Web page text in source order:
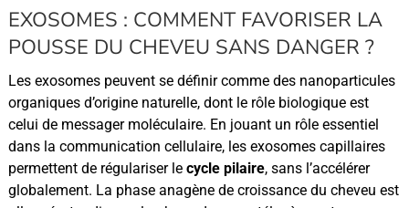
EXOSOMES : COMMENT FAVORISER LA
POUSSE DU CHEVEU SANS DANGER ?
Les exosomes peuvent se définir comme des nanoparticules
organiques d’origine naturelle, dont le rôle biologique est
celui de messager moléculaire. En jouant un rôle essentiel
dans la communication cellulaire, les exosomes capillaires
permettent de régulariser le cycle pilaire, sans l’accélérer
globalement. La phase anagène de croissance du cheveu est